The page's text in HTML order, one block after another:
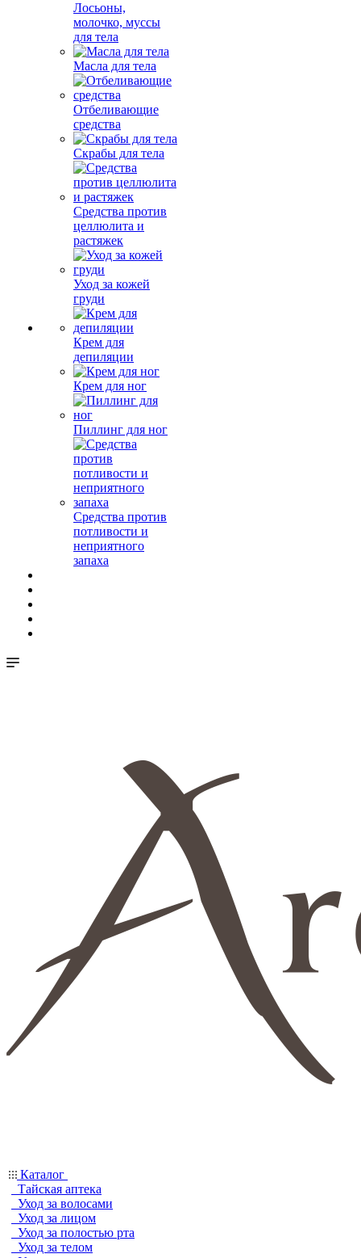
Лосьоны,
молочко, муссы
для тела
Масла для тела
Отбеливающие
средства
Скрабы для тела
Средства против
целлюлита и
растяжек
Уход за кожей
груди
Крем для
депиляции
Крем для ног
Пиллинг для ног
Средства против
потливости и
неприятного
запаха
Каталог
Тайская аптека
Уход за волосами
Уход за лицом
Уход за полостью рта
Уход за телом